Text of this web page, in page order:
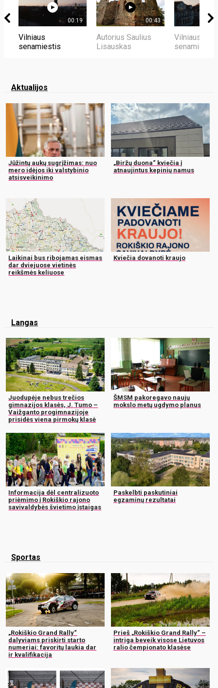
00:19
Vilniaus
senamiestis
00:43
Autorius Saulius
Lisauskas
Vilniaus
senamiestis
Aktualijos
Jūžintų aukų sugrįžimas: nuo
mero idėjos iki valstybinio
atsisveikinimo
„Biržų duona“ kviečia į
atnaujintus kepinių namus
Laikinai bus ribojamas eismas
dar dviejuose vietinės
reikšmės keliuose
Kviečia dovanoti kraujo
Langas
Juodupėje nebus trečios
gimnazijos klasės, J. Tumo –
Vaižganto progimnazijoje
prisidės viena pirmokų klasė
ŠMSM pakoregavo naujų
mokslo metų ugdymo planus
Informacija dėl centralizuoto
priėmimo į Rokiškio rajono
savivaldybės švietimo įstaigas
Paskelbti paskutiniai
egzaminų rezultatai
Sportas
„Rokiškio Grand Rally“
dalyviams priskirti starto
numeriai: favoritų laukia dar
ir kvalifikacija
Prieš „Rokiškio Grand Rally“ –
intriga beveik visose Lietuvos
ralio čempionato klasėse